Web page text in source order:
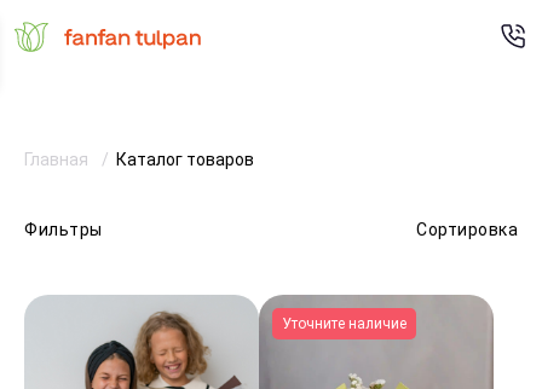
Фильтры Сортировка
Главная Каталог товаров
Уточните наличие